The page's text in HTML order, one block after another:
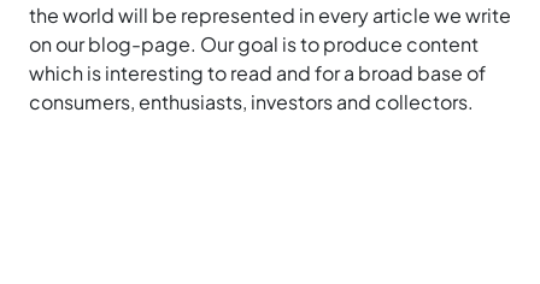
the world will be represented in every article we write
on our blog-page. Our goal is to produce content
which is interesting to read and for a broad base of
consumers, enthusiasts, investors and collectors.